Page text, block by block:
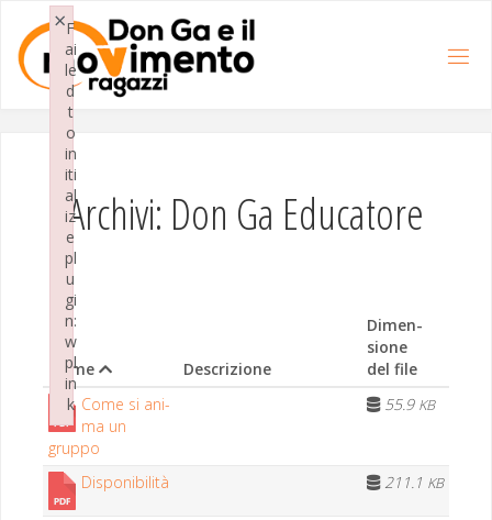
contenuto
Archivi: Don Ga Educatore
Nome Descrizione
Dimen­
sione
del file
Come si ani­
ma un
gruppo
55.9 KB
Disponibilità 211.1 KB
F
ai
le
d
t
o
in
iti
al
iz
e
pl
u
gi
n:
w
pl
in
k
×
Failed to initialize plugin: wplink